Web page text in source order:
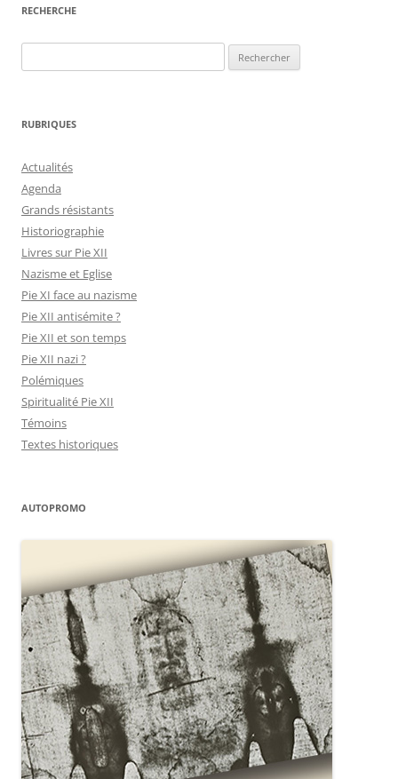
RECHERCHE
RUBRIQUES
Actualités
Agenda
Grands résistants
Historiographie
Livres sur Pie XII
Nazisme et Eglise
Pie XI face au nazisme
Pie XII antisémite ?
Pie XII et son temps
Pie XII nazi ?
Polémiques
Spiritualité Pie XII
Témoins
Textes historiques
AUTOPROMO